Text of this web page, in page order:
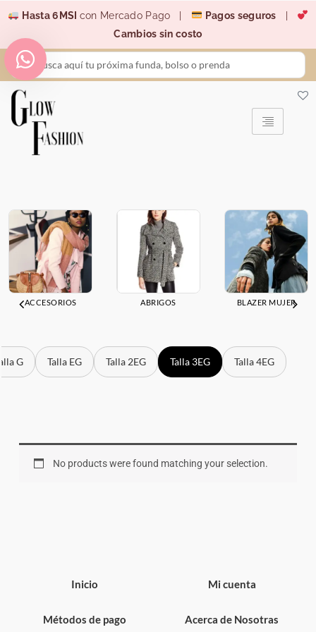
contenido
Hasta 6MSI con Mercado Pago | Pagos seguros
Cambios sin costo
Search
...
ACCESORIOS ABRIGOS BLAZER MUJER
G Talla EG Talla 2EG Talla 3EG Talla 4EG
No products were found matching your selection.
Inicio
Métodos de pago
Mi cuenta
Acerca de Nosotras